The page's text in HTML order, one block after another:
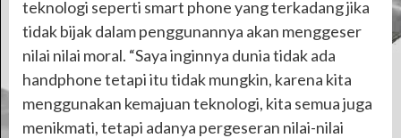
teknologi seperti smart phone yang terkadang jika
tidak bijak dalam penggunannya akan menggeser
nilai nilai moral. “Saya inginnya dunia tidak ada
handphone tetapi itu tidak mungkin, karena kita
menggunakan kemajuan teknologi, kita semua juga
menikmati, tetapi adanya pergeseran nilai-nilai